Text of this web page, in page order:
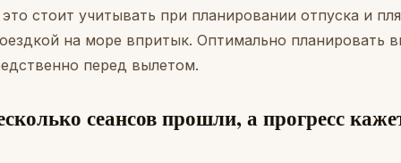
стоит учитывать при планировании отпуска и
на море впритык. Оптимально планировать
перед вылетом.
сеансов прошли, а прогресс